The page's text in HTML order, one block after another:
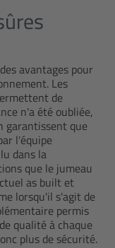
avantages pour
Les
de
n'a été oubliée,
garantissent que
l'équipe
dans la
que le jumeau
as built et
lorsqu'il s'agit de
permis
qualité à chaque
plus de sécurité.